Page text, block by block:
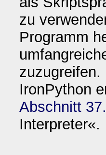
zu
Programm
zuzugreifen.
IronPython
Abschnitt
Interpreter«.